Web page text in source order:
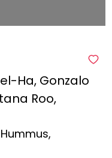
Ha, Gonzalo
Roo,